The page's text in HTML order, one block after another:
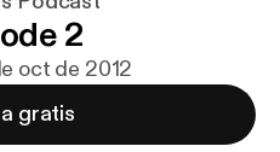
2
oct de 2012
gratis